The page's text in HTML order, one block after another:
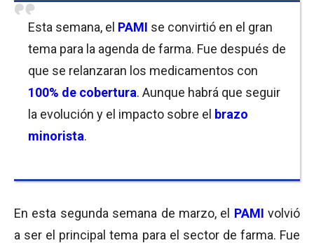
Esta semana, el PAMI se convirtió en el gran
tema para la agenda de farma. Fue después de
que se relanzaran los medicamentos con
100% de cobertura. Aunque habrá que seguir
la evolución y el impacto sobre el brazo
minorista.
En esta segunda semana de marzo, el PAMI volvió
a ser el principal tema para el sector de farma. Fue